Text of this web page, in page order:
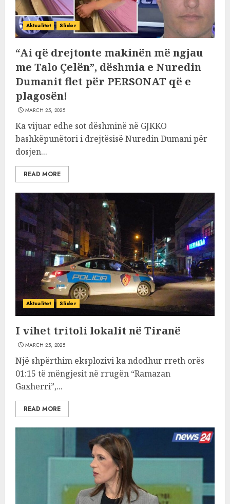
Aktualitet Slider
“Ai që drejtonte makinën më ngjau
me Talo Çelën”, dëshmia e Nuredin
Dumanit flet për PERSONAT që e
plagosën!
MARCH 25, 2025
Ka vijuar edhe sot dëshminë në GJKKO
bashkëpunëtori i drejtësisë Nuredin Dumani për
dosjen...
READ MORE
Aktualitet Slider
I vihet tritoli lokalit në Tiranë
MARCH 25, 2025
Një shpërthim eksplozivi ka ndodhur rreth orës
01:15 të mëngjesit në rrugën “Ramazan
Gaxherri”,...
READ MORE